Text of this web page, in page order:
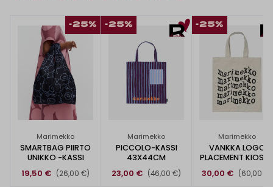
-25%
Marimekko
SMARTBAG PIIRTO
UNIKKO -KASSI
19,50 € (26,00 €)
-25%
Marimekko
PICCOLO-KASSI
43X44CM
23,00 € (46,00 €)
-25%
Marimekko
VANKKA LOGO
PLACEMENT
LAUKKU
30,00 € (60,00 €)